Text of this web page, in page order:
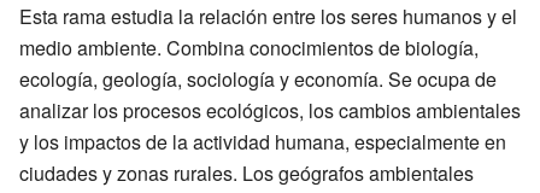
Esta rama estudia la relación entre los seres humanos y el
medio ambiente. Combina conocimientos de biología,
ecología, geología, sociología y economía. Se ocupa de
analizar los procesos ecológicos, los cambios ambientales
y los impactos de la actividad humana, especialmente en
ciudades y zonas rurales. Los geógrafos ambientales